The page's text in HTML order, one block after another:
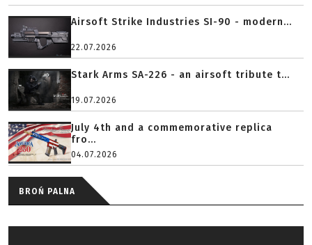
Airsoft Strike Industries SI-90 - modern...
22.07.2026
Stark Arms SA-226 - an airsoft tribute t...
19.07.2026
July 4th and a commemorative replica
fro...
04.07.2026
BROŃ PALNA